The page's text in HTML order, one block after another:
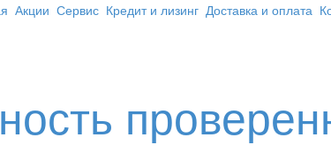
Акции Сервис Кредит и лизинг Доставка и оплата